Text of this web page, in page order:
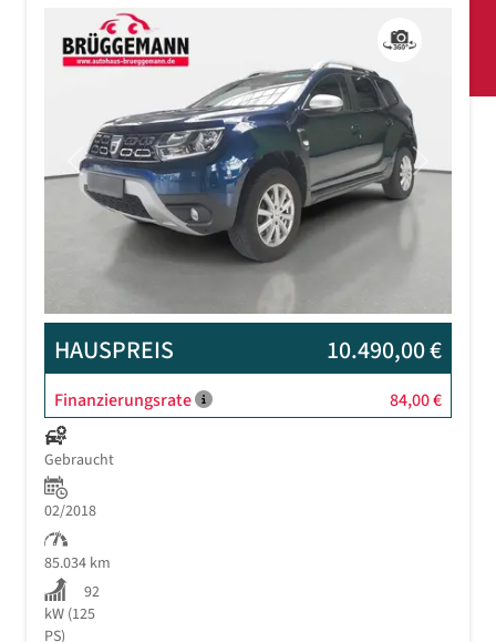
Previous Next
HAUSPREIS 10.490,00 €
Finanzierungsrate 84,00 €
Gebraucht
02/2018
85.034 km
92
kW (125
PS)